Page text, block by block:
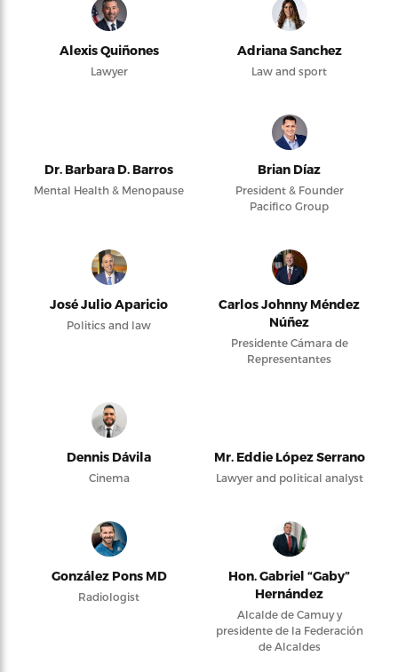
Alexis Quiñones
Lawyer
Adriana Sanchez
Law and sport
Dr. Barbara D. Barros
Mental Health & Menopause
Brian Díaz
President & Founder
Pacifico Group
José Julio Aparicio
Politics and law
Carlos Johnny Méndez
Núñez
Presidente Cámara de
Representantes
Dennis Dávila
Cinema
Mr. Eddie López Serrano
Lawyer and political analyst
González Pons MD
Radiologist
Hon. Gabriel “Gaby”
Hernández
Alcalde de Camuy y
presidente de la Federación
de Alcaldes